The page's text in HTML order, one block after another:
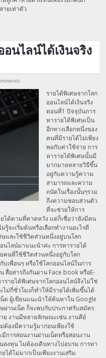
ายเท่าตัว
นไลน์ได้เงินจริง
รายได้พิเศษจากโลก
ออนไลน์ได้เงินจริง
ตอนที่1 ปัจจุบันการ
หารายได้พิเศษเป็น
อีกทางเลือกหนึ่งของ
คนที่มีรายได้ไม่เพียง
พอกับค่าใช้จ่าย การ
หารายได้พิเศษนั้นมี
มากมายหลายวิธีขึ้น
อยู่กับความรู้ความ
สามารถและความ
ถนัดในเรื่องนั้นๆรวม
ถึงความชอบส่วนตัว
ที่จะช่วยให้การ
ได้ตามที่คาดหวัง แต่ก็เชื่อว่ายังมีคน
จะเริ่มต้นหรือเลือกทำงานอะไรดี
และใช้ชีวิตส่วนหนึ่งอยู่บนโลก
นไลน์มาแนะนำค่ะ การหารายได้
ยคนที่ใช้ชีวิตส่วนหนึ่งอยู่กับโลก
บเพื่อนๆ หรือใช้โลกออนไลน์ในการ
สื่อสารถึงกันผ่าน Face book หรือE-
ายได้พิเศษจากโลกออนไลน์จึงไม่ใช่
ไม่กี่ชั่วโมงก็ทำให้มีรายได้เพิ่มขึ้นได้
ต ผู้เขียนแนะนำให้ค้นหาใน Google
ผ่านเน็ต ก็จะพบกับประกาศรับสมัคร
ย งานมีหลายลักษณะเช่น งานคีย์
ต้องมีความรู้มาก่อนเพียงใช้
มีการสอนงานผ่านเน็ตหรือสอนงาน
ลงทุน ไม่ต้องเดินทางไปอบรม การหา
ได้ไม่มากเป็นเพียงงานเสริม